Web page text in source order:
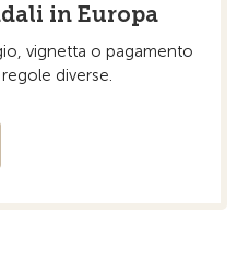
in Europa
vignetta o pagamento
diverse.